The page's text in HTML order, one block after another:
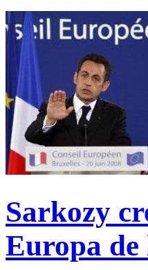
Sarkozy
Europa de